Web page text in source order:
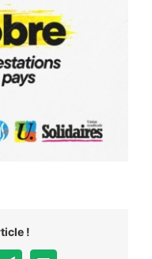
!